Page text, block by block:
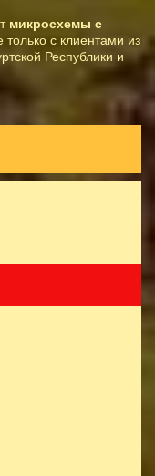
микросхемы с
с клиентами из
Республики и